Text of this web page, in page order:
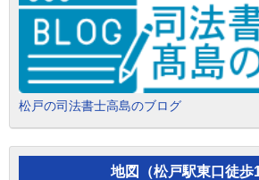
松戸の司法書士高島のブログ
地図（松戸駅東口徒歩1